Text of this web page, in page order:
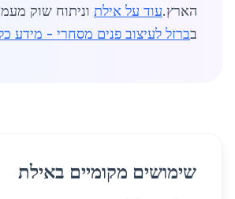
הארץ.עוד על אילת וניתוח שוק
בברזל לעיצוב פנים מסחרי - מידע
שימושים מקומיים באילת